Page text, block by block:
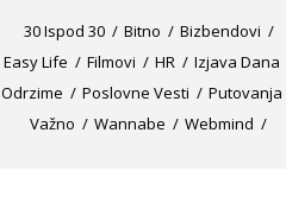
30 Ispod 30 Bitno
Bizbendovi
Easy Life
Filmovi HR
Izjava Dana
Odrzime
Poslovne Vesti
Putovanja
Važno
Wannabe Webmind